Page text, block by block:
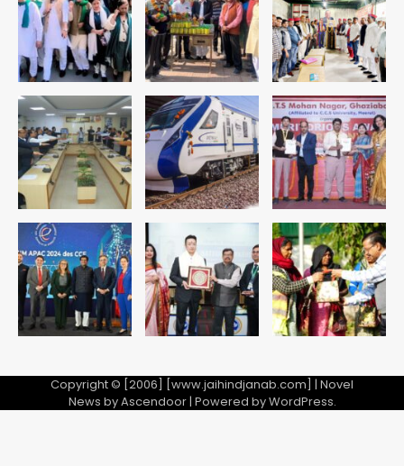
3
युवा इनोवेटरों की सोच से हाईटेक होगी दिल्ली
पुलिस
Team JHJ
4
सुदर्शन शक्ति-वी अभ्यास में मॉक आॅपरेशन
Team JHJ
5
एयरपोर्ट का फर्जी कर्मचारी बनकर 3 लाख
उड़ाए, अब पहुंचा सलाखों के पीछे
Team JHJ
Copyright © [2006] [www.jaihindjanab.com] | Novel
News byAscendoor| Powered byWordPress.